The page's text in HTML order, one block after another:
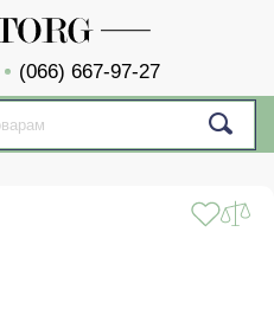
(066) 667-97-27